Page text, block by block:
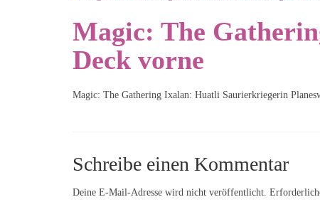
Magic: The
Deck vorne
Magic: The Gathering Ixalan: Huatli Saurierkriegerin
Schreibe einen Kommentar
Deine E-Mail-Adresse wird nicht veröffentlicht.